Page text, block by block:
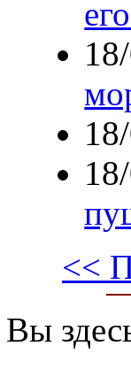
<<
Вы